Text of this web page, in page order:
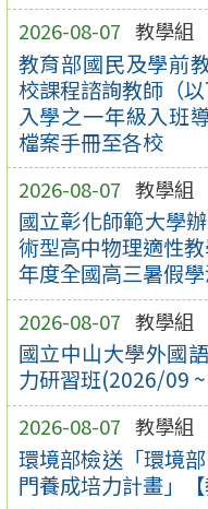
2026-08-07 教學組
教育部國民及學前
校課程諮詢教師（
入學之一年級入班
檔案手冊至各校
2026-08-07 教學組
國立彰化師範大學
術型高中物理適性
年度全國高三暑假學
2026-08-07 教學組
國立中山大學外國
力研習班(2026/09
2026-08-07 教學組
環境部檢送「環境
門養成培力計畫」